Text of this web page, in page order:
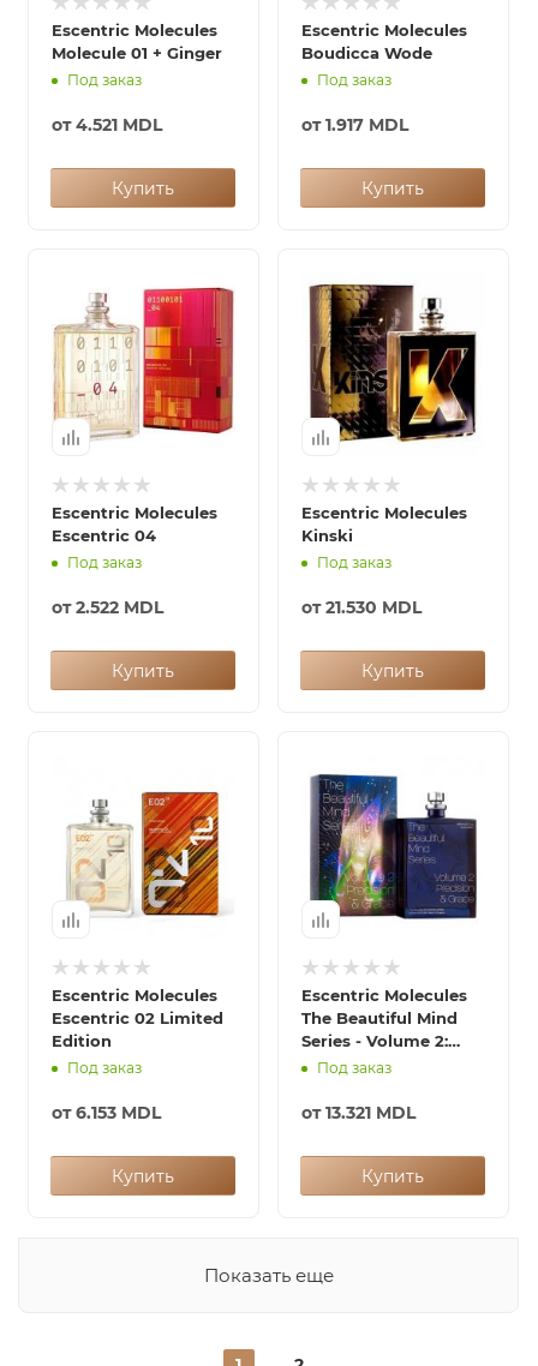
Escentric Molecules
Molecule 01 + Ginger
Под заказ
от4.521 MDL
Купить
Escentric Molecules
Boudicca Wode
Под заказ
от1.917 MDL
Купить
Escentric Molecules
Escentric 04
Под заказ
от2.522 MDL
Купить
Escentric Molecules
Kinski
Под заказ
от21.530 MDL
Купить
Escentric Molecules
Escentric 02 Limited
Edition
Под заказ
от6.153 MDL
Купить
Escentric Molecules
The Beautiful Mind
Series - Volume 2:
Precision and Grace
Под заказ
от13.321 MDL
Купить
Показать еще